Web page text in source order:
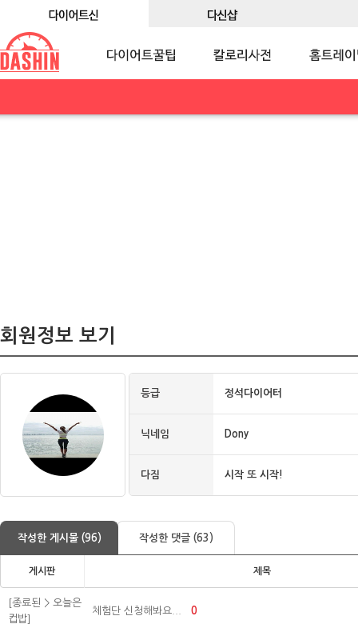
회원정보 보기
등급 정석다이어터
닉네임 Dony
다짐 시작 또 시작!
작성한 게시물 (96) 작성한 댓글 (63)
게시판 제목
[종료된 > 오늘은
컵밥]
체험단 신청해봐요... 0